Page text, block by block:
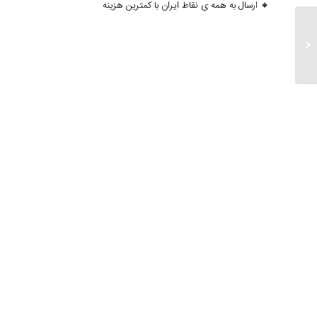
🔸 ارسال به همه ی نقاط ایران با کمترین هزینه